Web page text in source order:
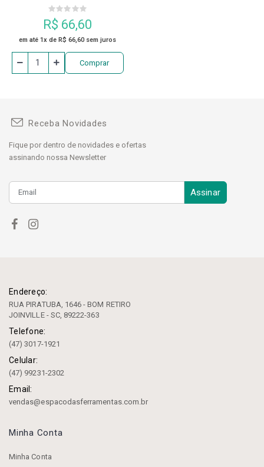
R$ 66,60
em até 1x de R$ 66,60 sem juros
Comprar
Receba Novidades
Fique por dentro de novidades e ofertas
assinando nossa Newsletter
Assinar
Endereço:
RUA PIRATUBA, 1646 - BOM RETIRO
JOINVILLE - SC, 89222-363
Telefone:
(47) 3017-1921
Celular:
(47) 99231-2302
Email:
vendas@espacodasferramentas.com.br
Minha Conta
Minha Conta